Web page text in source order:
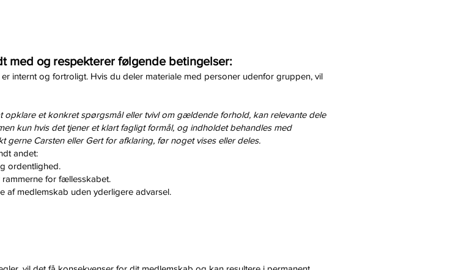
med og respekterer følgende betingelser:
internt og fortroligt. Hvis du deler materiale med personer udenfor gruppen, vil
et konkret spørgsmål eller tvivl om gældende forhold, kan relevante dele
kun hvis det tjener et klart fagligt formål, og indholdet behandles med
gerne Carsten eller Gert for afklaring, før noget vises eller deles.
andet:
ordentlighed.
for fællesskabet.
medlemskab uden yderligere advarsel.